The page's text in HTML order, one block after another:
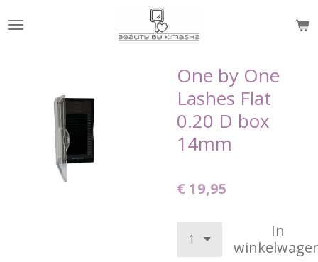
direct
One by One
Lashes Flat
0.20 D box
14mm
€ 19,95
In